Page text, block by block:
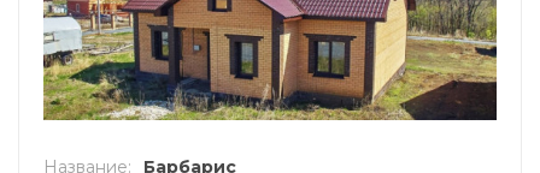
Название
Барбарис